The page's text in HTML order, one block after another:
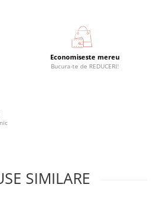
in centimetri (cm)
de igiena. Ne asiguram
un produs neprobat si care
pericol. Va rugam sa acordati
va alegeti si selectati
Economiseste mereu
Bucura-te de REDUCERI!
SIMILARE